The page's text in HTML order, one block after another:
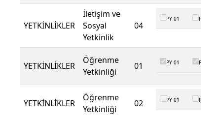
YETKİNLİKLER
İletişim ve
Sosyal
Yetkinlik
04
PY 01 PY 02
YETKİNLİKLER
Öğrenme
Yetkinliği
01 PY 01 PY 02
YETKİNLİKLER
Öğrenme
Yetkinliği
02 PY 01 PY 02